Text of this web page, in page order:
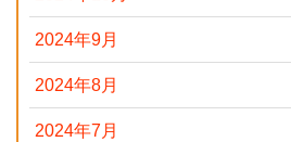
2024年9月
2024年8月
2024年7月